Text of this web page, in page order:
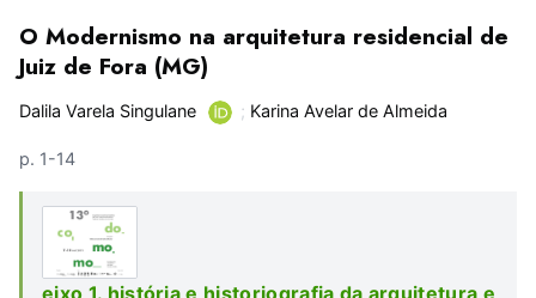
O Modernismo na arquitetura residencial de
Juiz de Fora (MG)
Dalila Varela Singulane ; Karina Avelar de Almeida
p. 1-14
eixo 1. história e historiografia da arquitetura e